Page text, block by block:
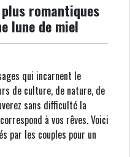
romantiques
lune de miel
qui incarnent le
de culture, de nature, de
sans difficulté la
à vos rêves. Voici
par les couples pour un